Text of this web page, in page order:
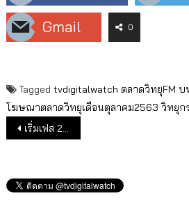
Gmail
0
Tagged tvdigitalwatch ตลาดวิทยุFM บ
โฆษณาตลาดวิทยุเดือนตุลาคม2563 วิทยุก
แนะแนวเรื่อง
เริ่มเฟส 2 ! “อสมท” ชวนนักลงทุนเสนอแนวคิดพัฒนาที่ดิน “บางไผ่-หนองแขม” ถึง 15 ม.ค. 64